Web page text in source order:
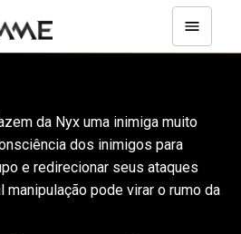
da Nyx uma inimiga muito
dos inimigos para
e redirecionar seus ataques
manipulação pode virar o rumo da